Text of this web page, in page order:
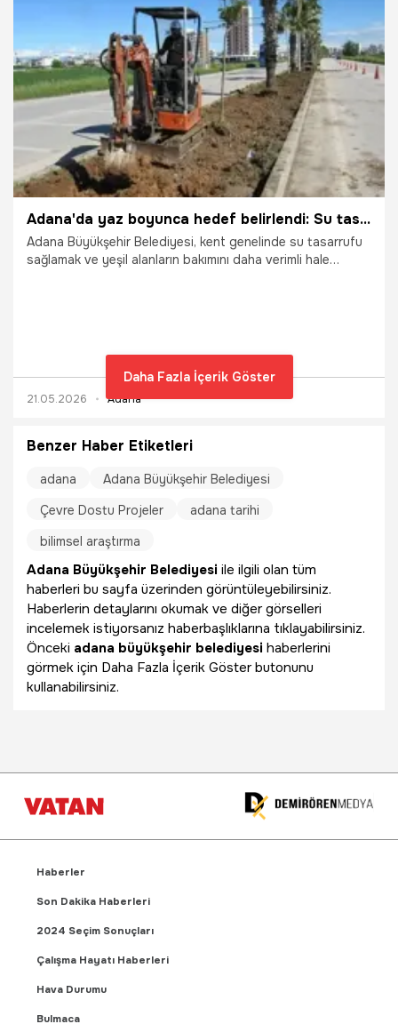
23.05.2026 Adana
Adana'da yaz boyunca hedef belirlendi: Su tasarrufu için belediye bu yöntemi deneyecek
Adana Büyükşehir Belediyesi, kent genelinde su tasarrufu
sağlamak ve yeşil alanların bakımını daha verimli hale
21.05.2026 Adana
Daha Fazla İçerik Göster
Benzer Haber Etiketleri
adana
Adana Büyükşehir Belediyesi
Çevre Dostu Projeler
adana tarihi
bilimsel araştırma
Adana Büyükşehir Belediyesi ile ilgili olan tüm
haberleri bu sayfa üzerinden görüntüleyebilirsiniz.
Haberlerin detaylarını okumak ve diğer görselleri
incelemek istiyorsanız haberbaşlıklarına tıklayabilirsiniz.
Önceki adana büyükşehir belediyesi haberlerini
görmek için Daha Fazla İçerik Göster butonunu
kullanabilirsiniz.
Haberler
Son Dakika Haberleri
2024 Seçim Sonuçları
Çalışma Hayatı Haberleri
Hava Durumu
Bulmaca